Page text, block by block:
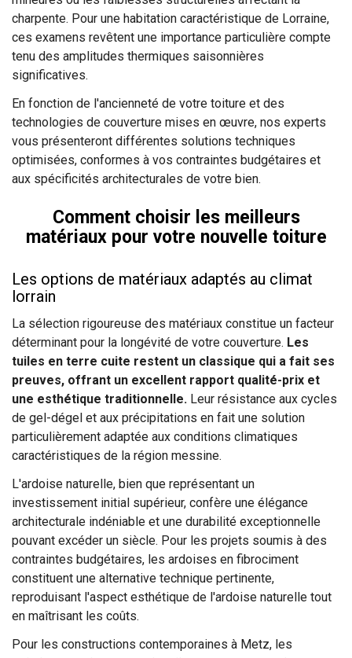
charpente. Pour une habitation caractéristique de Lorraine,
ces examens revêtent une importance particulière compte
tenu des amplitudes thermiques saisonnières
significatives.
En fonction de l'ancienneté de votre toiture et des
technologies de couverture mises en œuvre, nos experts
vous présenteront différentes solutions techniques
optimisées, conformes à vos contraintes budgétaires et
aux spécificités architecturales de votre bien.
Comment choisir les meilleurs
matériaux pour votre nouvelle toiture
Les options de matériaux adaptés au climat
lorrain
La sélection rigoureuse des matériaux constitue un facteur
déterminant pour la longévité de votre couverture. Les
tuiles en terre cuite restent un classique qui a fait ses
preuves, offrant un excellent rapport qualité-prix et
une esthétique traditionnelle. Leur résistance aux cycles
de gel-dégel et aux précipitations en fait une solution
particulièrement adaptée aux conditions climatiques
caractéristiques de la région messine.
L'ardoise naturelle, bien que représentant un
investissement initial supérieur, confère une élégance
architecturale indéniable et une durabilité exceptionnelle
pouvant excéder un siècle. Pour les projets soumis à des
contraintes budgétaires, les ardoises en fibrociment
constituent une alternative technique pertinente,
reproduisant l'aspect esthétique de l'ardoise naturelle tout
en maîtrisant les coûts.
Pour les constructions contemporaines à Metz, les